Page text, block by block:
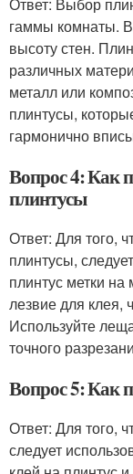
гаммы комнаты.
высоту стен.
различных
металл или
плинтусы,
гармонично
Вопрос 4: Как
плинтусы
Ответ: Для того,
плинтусы,
плинтус метки на
лезвие для клея,
Используйте
точного
Вопрос 5: Как
Ответ: Для того,
следует